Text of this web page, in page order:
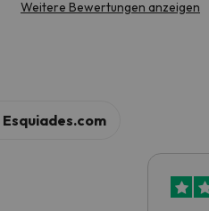
Weitere Bewertungen anzeigen
Esquiades.com